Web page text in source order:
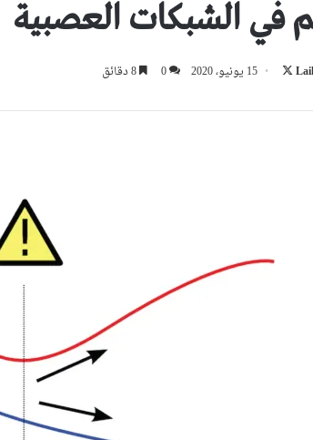
في الشبكات العصبية
تابع
X
15 يونيو، 2020 0 8 دقائق